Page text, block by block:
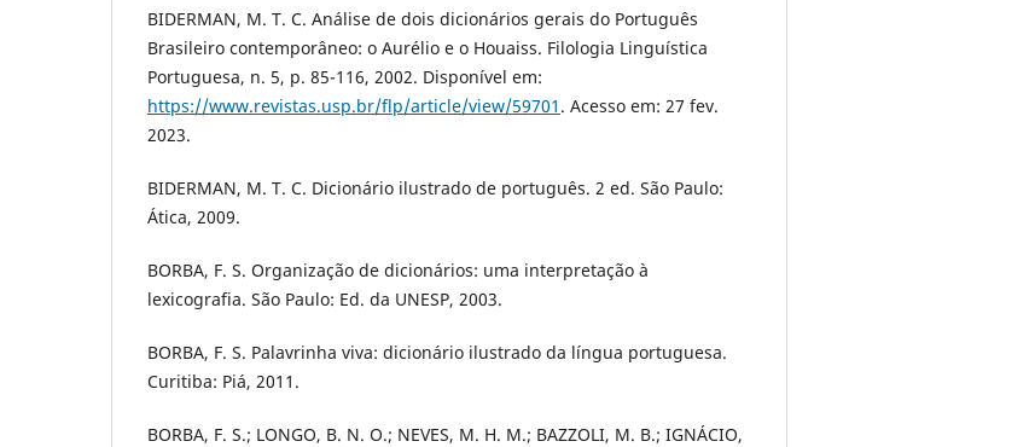
BIDERMAN, M. T. C. Análise de dois dicionários gerais do Português
Brasileiro contemporâneo: o Aurélio e o Houaiss. Filologia Linguística
Portuguesa, n. 5, p. 85-116, 2002. Disponível em:
https://www.revistas.usp.br/flp/article/view/59701 . Acesso em: 27 fev.
2023.
BIDERMAN, M. T. C. Dicionário ilustrado de português. 2 ed. São Paulo:
Ática, 2009.
BORBA, F. S. Organização de dicionários: uma interpretação à
lexicografia. São Paulo: Ed. da UNESP, 2003.
BORBA, F. S. Palavrinha viva: dicionário ilustrado da língua portuguesa.
Curitiba: Piá, 2011.
BORBA, F. S.; LONGO, B. N. O.; NEVES, M. H. M.; BAZZOLI, M. B.; IGNÁCIO,